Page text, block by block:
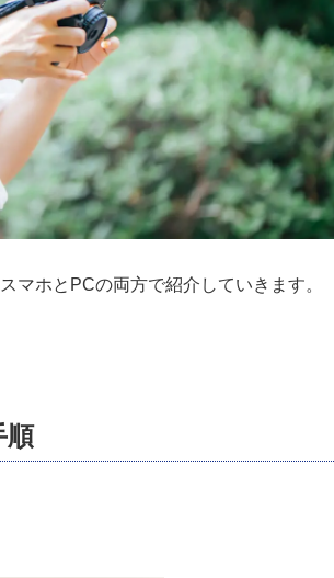
マホとPCの両方で紹介していきます。
順